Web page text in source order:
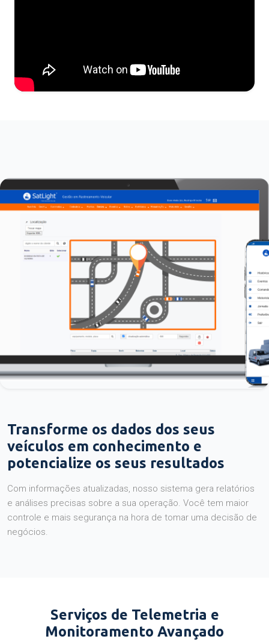
Transforme os dados dos seus
veículos em conhecimento e
potencialize os seus resultados
Com informações atualizadas, nosso sistema gera relatórios
e análises precisas sobre a sua operação. Você tem maior
controle e mais segurança na hora de tomar uma decisão de
negócios.
Serviços de Telemetria e
Monitoramento Avançado